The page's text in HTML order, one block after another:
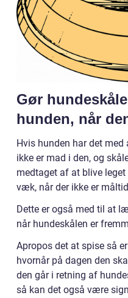
Gør
hunden, når
Hvis hunden har det med
ikke er mad i den, og
medtaget af at blive
væk, når der ikke er
Dette er også med til at
når hundeskålen er
Apropos det at spise så
hvornår på dagen den
den går i retning af
så kan det også være